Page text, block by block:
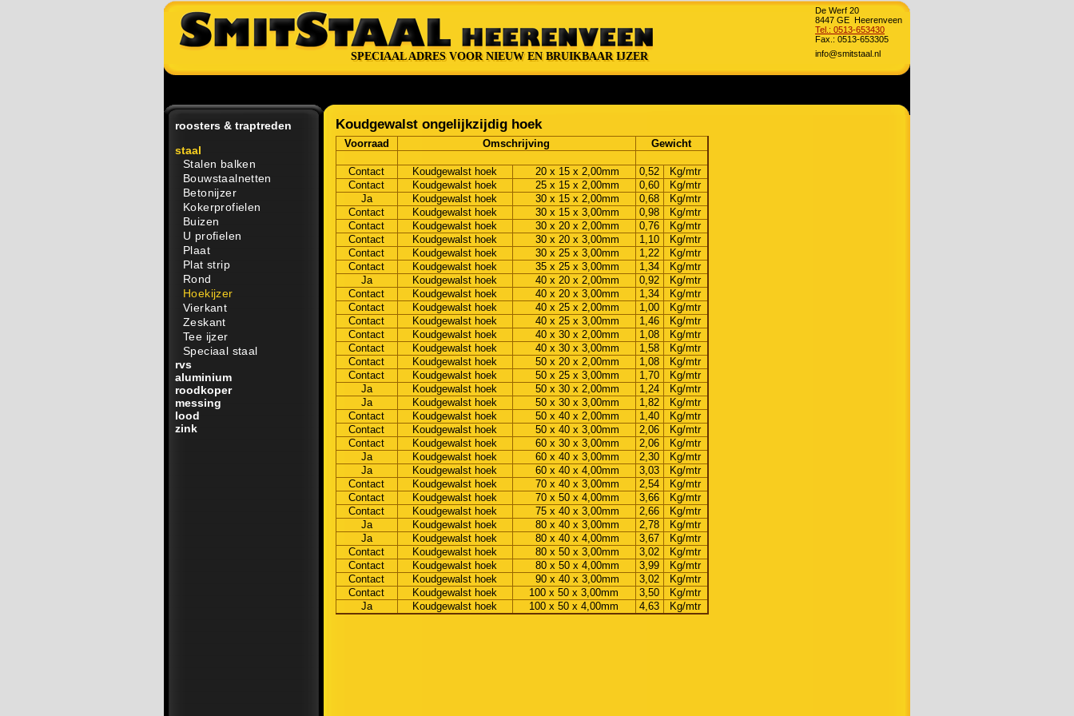
SPECIAAL ADRES VOOR NIEUW EN BRUIKBAAR IJZER
SPECIAAL ADRES VOOR NIEUW EN BRUIKBAAR IJZER
De Werf 20
8447 GE Heerenveen
Tel.: 0513-653430
Fax.: 0513-653305
info@smitstaal.nl
roosters & traptreden
staal
Stalen balken
Bouwstaalnetten
Betonijzer
Kokerprofielen
Buizen
U profielen
Plaat
Plat strip
Rond
Hoekijzer
Vierkant
Zeskant
Tee ijzer
Speciaal staal
rvs
aluminium
roodkoper
messing
lood
zink
Koudgewalst ongelijkzijdig hoek
Voorraad Omschrijving Gewicht
Contact Koudgewalst hoek 20 x 15 x 2,00mm 0,52
Kg/mtr
Contact
Koudgewalst hoek 25 x 15 x 2,00mm 0,60
Kg/mtr
Ja
Koudgewalst hoek 30 x 15 x 2,00mm 0,68
Kg/mtr
Contact
Koudgewalst hoek 30 x 15 x 3,00mm 0,98
Kg/mtr
Contact
Koudgewalst hoek 30 x 20 x 2,00mm 0,76
Kg/mtr
Contact
Koudgewalst hoek 30 x 20 x 3,00mm 1,10
Kg/mtr
Contact
Koudgewalst hoek 30 x 25 x 3,00mm 1,22
Kg/mtr
Contact
Koudgewalst hoek 35 x 25 x 3,00mm 1,34
Kg/mtr
Ja
Koudgewalst hoek 40 x 20 x 2,00mm 0,92
Kg/mtr
Contact
Koudgewalst hoek 40 x 20 x 3,00mm 1,34
Kg/mtr
Contact
Koudgewalst hoek 40 x 25 x 2,00mm 1,00
Kg/mtr
Contact
Koudgewalst hoek 40 x 25 x 3,00mm 1,46
Kg/mtr
Contact
Koudgewalst hoek 40 x 30 x 2,00mm 1,08
Kg/mtr
Contact
Koudgewalst hoek 40 x 30 x 3,00mm 1,58
Kg/mtr
Contact
Koudgewalst hoek 50 x 20 x 2,00mm 1,08
Kg/mtr
Contact
Koudgewalst hoek 50 x 25 x 3,00mm 1,70
Kg/mtr
Ja
Koudgewalst hoek 50 x 30 x 2,00mm 1,24
Kg/mtr
Ja
Koudgewalst hoek 50 x 30 x 3,00mm 1,82
Kg/mtr
Contact
Koudgewalst hoek 50 x 40 x 2,00mm 1,40
Kg/mtr
Contact
Koudgewalst hoek 50 x 40 x 3,00mm 2,06
Kg/mtr
Contact
Koudgewalst hoek 60 x 30 x 3,00mm 2,06
Kg/mtr
Ja
Koudgewalst hoek 60 x 40 x 3,00mm 2,30
Kg/mtr
Ja
Koudgewalst hoek 60 x 40 x 4,00mm 3,03
Kg/mtr
Contact
Koudgewalst hoek 70 x 40 x 3,00mm 2,54
Kg/mtr
Contact
Koudgewalst hoek 70 x 50 x 4,00mm 3,66
Kg/mtr
Contact
Koudgewalst hoek 75 x 40 x 3,00mm 2,66
Kg/mtr
Ja
Koudgewalst hoek 80 x 40 x 3,00mm 2,78
Kg/mtr
Ja
Koudgewalst hoek 80 x 40 x 4,00mm 3,67
Kg/mtr
Contact
Koudgewalst hoek 80 x 50 x 3,00mm 3,02
Kg/mtr
Contact
Koudgewalst hoek 80 x 50 x 4,00mm 3,99
Kg/mtr
Contact
Koudgewalst hoek 90 x 40 x 3,00mm 3,02
Kg/mtr
Contact
Koudgewalst hoek 100 x 50 x 3,00mm 3,50
Kg/mtr
Ja
Koudgewalst hoek 100 x 50 x 4,00mm 4,63 Kg/mtr